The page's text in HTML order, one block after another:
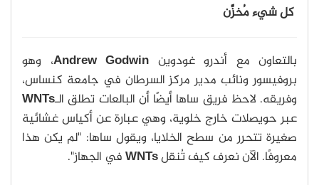
كل شيء مُخزَّن
بالتعاون مع أندرو غودوين Andrew Godwin، وهو
بروفيسور ونائب مدير مركز السرطان في جامعة كنساس،
وفريقه. لاحظ فريق ساها أيضًا أن البالعات تطلق الـWNTs
عبر حويصلات خارج خلوية، وهي عبارة عن أكياس غشائية
صغيرة تتحرر من سطح الخلايا، ويقول ساها: "لم يكن هذا
معروفًا. الآن نعرف كيف تُنقلWNTsفي الجهاز".